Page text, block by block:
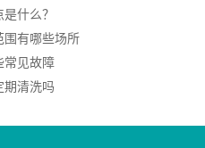
什么？
围有哪些场所
常见故障
期清洗吗